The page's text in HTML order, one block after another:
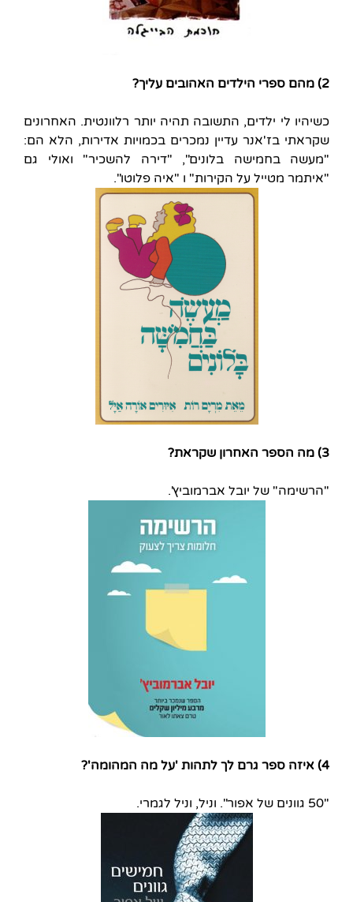
2) מהם ספרי הילדים האהובים עליך?
כשיהיו לי ילדים, התשובה תהיה יותר רלוונטית. האחרונים
שקראתי בז'אנר עדיין נמכרים בכמויות אדירות, הלא הם:
"מעשה בחמישה בלונים", "דירה להשכיר" ואולי גם
"איתמר מטייל על הקירות" ו "איה פלוטו".
3) מה הספר האחרון שקראת?
"הרשימה" של יובל אברמוביץ'.
4) איזה ספר גרם לך לתהות 'על מה המהומה'?
"50 גוונים של אפור". וניל, וניל לגמרי.